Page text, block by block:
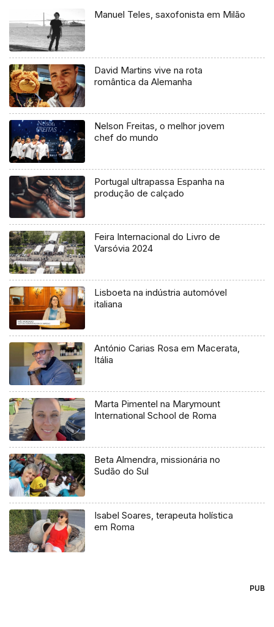
Manuel Teles, saxofonista em Milão
David Martins vive na rota
romântica da Alemanha
Nelson Freitas, o melhor jovem
chef do mundo
Portugal ultrapassa Espanha na
produção de calçado
Feira Internacional do Livro de
Varsóvia 2024
Lisboeta na indústria automóvel
italiana
António Carias Rosa em Macerata,
Itália
Marta Pimentel na Marymount
International School de Roma
Beta Almendra, missionária no
Sudão do Sul
Isabel Soares, terapeuta holística
em Roma
PUB